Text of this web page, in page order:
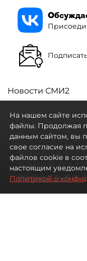
Новости СМИ2
Восток
одной из
города по
На нашем сайте
файлы. Продолжая
данным сайтом, вы
свое согласие на
файлов cookie в
настоящим
Политикой о